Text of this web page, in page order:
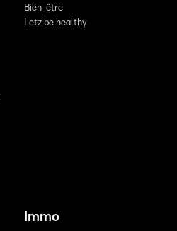
Bien-être
Letz be healthy
Immo